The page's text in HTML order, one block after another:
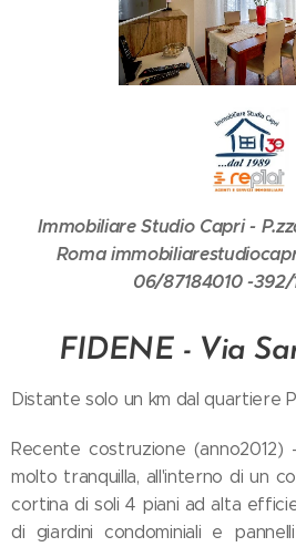
Immobiliare Studio Capri -
Roma
06/87184010 -
FIDENE - Via
Distante solo un km dal quartiere
Recente costruzione (anno2012)
molto tranquilla, all'interno di un
cortina di soli 4 piani ad alta
di giardini condominiali e